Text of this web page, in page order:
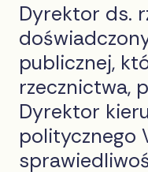
Dyrektor ds.
publicznej,
rzecznictwa,
Dyrektor
politycznego